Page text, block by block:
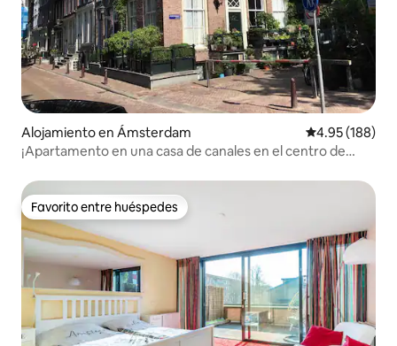
Alojamiento en Ámsterdam Calificación
4.95 (188)
¡Apartamento en una casa de canales en el centro de
Favorito entre huéspedes
Favorito entre huéspedes